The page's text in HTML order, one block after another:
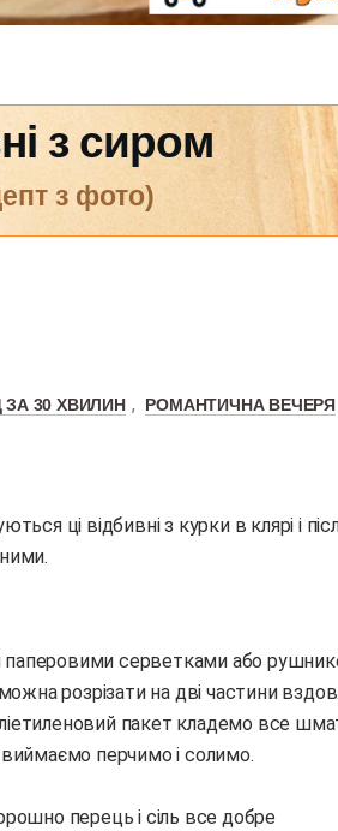
з сиром
з фото)
ЗА 30 ХВИЛИН , РОМАНТИЧНА ВЕЧЕРЯ
ці відбивні з курки в клярі і
розрізати на дві частини
пакет кладемо все
перчимо і солимо.
перець і сіль все добре